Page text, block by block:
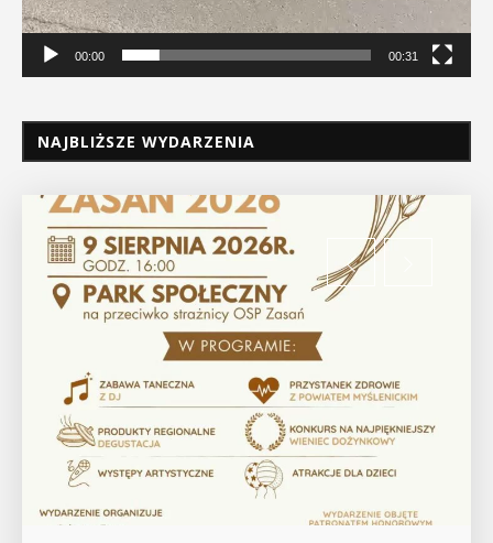
00:00 00:31
NAJBLIŻSZE WYDARZENIA